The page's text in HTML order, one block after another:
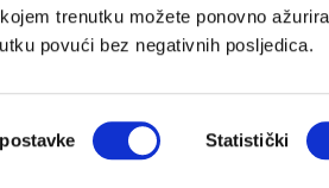
trenutku možete ponovno
povući bez negativnih posljedica.
Statistički
© 2024 Arena Sport.